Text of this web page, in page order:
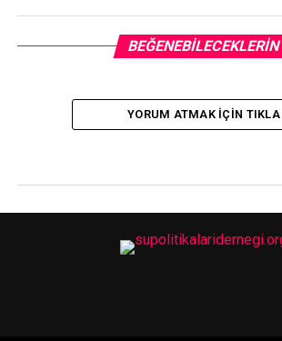
BEĞENEBILECEKLERIN
YORUM ATMAK IÇIN TIKLA